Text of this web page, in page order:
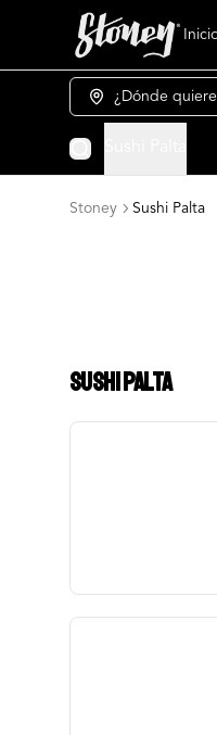
¿Dónde
Stoney Sushi Palta
Sushi Palta